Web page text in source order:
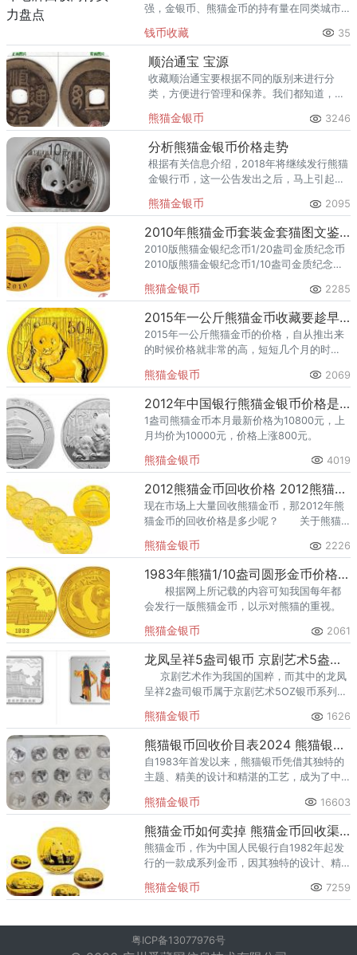
强，金银币、熊猫金币的持有量在同类城市
熊猫金币的需求就明显升温，但鱼龙混杂的
回收渠道里，能精准识别版别溢
钱币收藏 35
顺治通宝 宝源
收藏顺治通宝要根据不同的版别来进行分
类，方便进行管理和保养。我们都知道，顺
呢？今天，我给大家介绍顺治通宝 宝源的价
格。
熊猫金银币 3246
分析熊猫金银币价格走势
根据有关信息介绍，2018年将继续发行熊猫
金银行币，这一公告发出之后，马上引起了
还是喜欢熊猫的朋友，对我国每年发行的熊
猫金银币价格特别关心。
熊猫金银币 2095
2010年熊猫金币套装金套猫图文鉴赏
2010版熊猫金银纪念币1/20盎司金质纪念币
2010版熊猫金银纪念币1/10盎司金质纪念币
熊猫金银币 2285
2015年一公斤熊猫金币收藏要趁早，其价格月月都在增长
2015年一公斤熊猫金币的价格，自从推出来
的时候价格就非常的高，短短几个月的时
年很多的专家预测2015年一公斤熊猫金币还
会有一个稳步的提升。
熊猫金银币 2069
2012年中国银行熊猫金银币价格是多少？有收藏价值吗？
1盎司熊猫金币本月最新价格为10800元，上
月均价为10000元，价格上涨800元。
熊猫金银币 4019
2012熊猫金币回收价格 2012熊猫金币回收值多少钱
现在市场上大量回收熊猫金币，那2012年熊
猫金币的回收价格是多少呢？ 关于熊猫
察到这些明显特征。而假熊猫币的眼睛处没
有这些明显的起伏。
熊猫金银币 2226
1983年熊猫1/10盎司圆形金币价格较新 回收的价格
根据网上所记载的内容可知我国每年都
会发行一版熊猫金币，以示对熊猫的重视。
熊猫金银币 2061
龙凤呈祥5盎司银币 京剧艺术5盎司系列银币回收价格表
京剧艺术作为我国的国粹，而其中的龙凤
呈祥2盎司银币属于京剧艺术5OZ银币系列下
实在且透明的，其错版币和
熊猫金银币 1626
熊猫银币回收价目表2024 熊猫银币收藏价值
自1983年首发以来，熊猫银币凭借其独特的
主题、精美的设计和精湛的工艺，成为了中
的推移，熊猫银币的发行量不断增加，品种
也日益丰富，涵盖了不同重
熊猫金银币 16603
熊猫金币如何卖掉 熊猫金币回收渠道有哪些
熊猫金币，作为中国人民银行自1982年起发
行的一款成系列金币，因其独特的设计、精
外金银币收藏爱好者的青睐。熊猫金币不仅
熊猫金银币 7259
粤ICP备13077976号